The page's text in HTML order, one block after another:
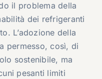
il problema della
dei refrigeranti
L’adozione della
permesso, così, di
sostenibile, ma
pesanti limiti